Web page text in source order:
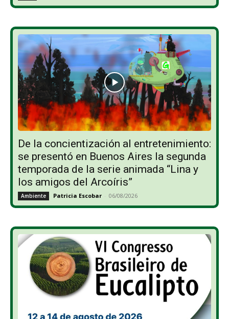
De la concientización al entretenimiento:
se presentó en Buenos Aires la segunda
temporada de la serie animada “Lina y
los amigos del Arcoíris”
Ambiente Patricia Escobar - 06/08/2026